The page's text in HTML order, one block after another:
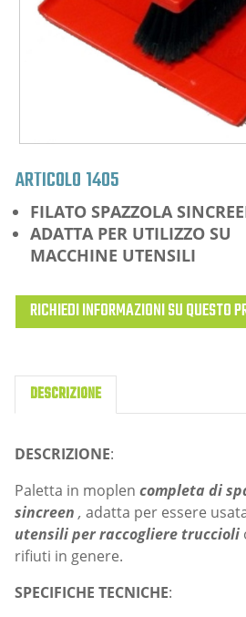
ARTICOLO 1405
FILATO SPAZZOLA
ADATTA PER UTILIZZO SU
MACCHINE UTENSILI
RICHIEDI INFORMAZIONI SU QUESTO
DESCRIZIONE
DESCRIZIONE:
Paletta in moplen completa di
sincreen , adatta per essere
utensili per raccogliere truccioli
rifiuti in genere.
SPECIFICHE TECNICHE: